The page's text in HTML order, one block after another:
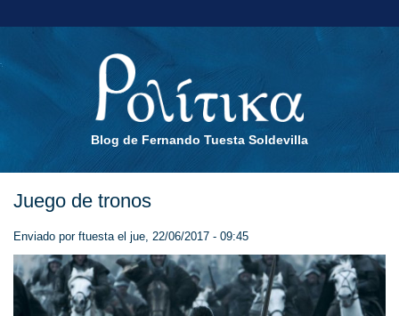
Blog de Fernando Tuesta Soldevilla
Juego de tronos
Enviado por ftuestael jue, 22/06/2017 - 09:45